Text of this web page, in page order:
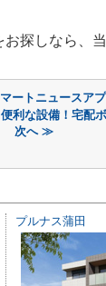
探しなら、
ートニュースア
利な設備！宅配
次へ ≫
プルナス蒲田